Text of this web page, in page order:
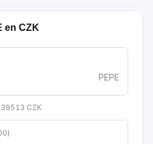
en CZK
PEPE
CZK